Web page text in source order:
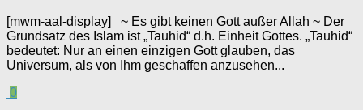
[mwm-aal-display] ~ Es gibt keinen Gott außer Allah ~ Der
Grundsatz des Islam ist „Tauhid“ d.h. Einheit Gottes. „Tauhid“
bedeutet: Nur an einen einzigen Gott glauben, das
Universum, als von Ihm geschaffen anzusehen...
0